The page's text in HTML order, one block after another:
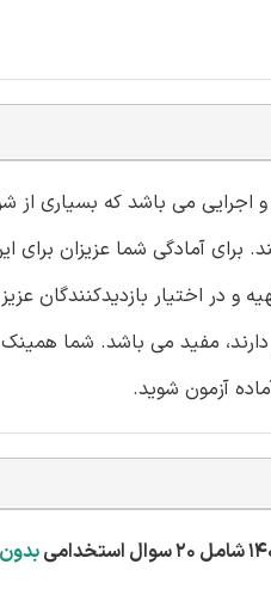
می باشد که بسیاری
برای آمادگی شما عزیزان
اختیار بازدیدکنندگان
مفید می باشد. شما
آزمون شوید.